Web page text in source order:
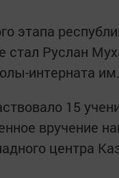
этапа
стал Руслан
интерната
15
вручение
центра